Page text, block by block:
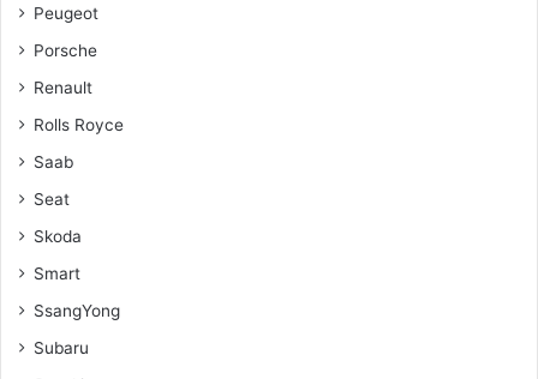
Peugeot
Porsche
Renault
Rolls Royce
Saab
Seat
Skoda
Smart
SsangYong
Subaru